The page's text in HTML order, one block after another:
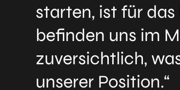
starten, ist für das
befinden uns im
zuversichtlich,
unserer Position.“